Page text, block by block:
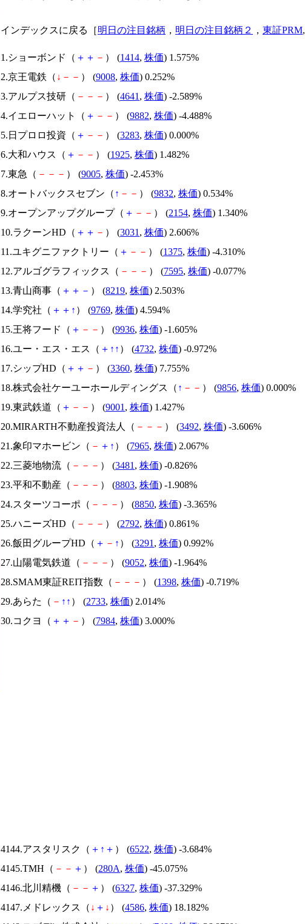
インデックスに戻る［明日の注目銘柄 ， 明日の注目銘柄２ ， 東証PRM,
1.ショーボンド（ ＋ ＋ － ） (1414, 株価) 1.575%
2.京王電鉄（ ↓ － － ） (9008, 株価) 0.252%
3.アルプス技研（ － － － ） (4641 , 株価) -2.589%
4.イエローハット（ ＋ － － ） (9882, 株価) -4.488%
5.日プロロ投資（ ＋ － － ） (3283, 株価) 0.000%
6.大和ハウス（ ＋ － － ） (1925, 株価) 1.482%
7.東急（ － － － ） (9005, 株価) -2.453%
8.オートバックスセブン（ ↑ － － ） (9832, 株価) 0.534%
9.オープンアップグループ（ ＋ － － ） (2154, 株価) 1.340%
10.ラクーンHD（ ＋ ＋ － ） (3031 , 株価) 2.606%
11.ユキグニファクトリー（ ＋ － － ） (1375, 株価) -4.310%
12.アルゴグラフィックス（ － － － ） (7595, 株価) -0.077%
13.青山商事（ ＋ ＋ － ） (8219, 株価) 2.503%
14.学究社（ ＋ ＋ ↑ ） (9769, 株価) 4.594%
15.王将フード（ ＋ － － ） (9936, 株価) -1.605%
16.ユー・エス・エス（ ＋ ↑ ↑ ） (4732, 株価) -0.972%
17.シップHD（ ＋ ＋ － ） (3360, 株価) 7.755%
18.株式会社ケーユーホールディングス（ ↑ － － ） (9856, 株価) 0.000%
19.東武鉄道（ ＋ － － ） (9001 , 株価) 1.427%
20.MIRARTH不動産投資法人（ － － － ） (3492, 株価) -3.606%
21.象印マホービン（ － ＋ ↑ ） (7965, 株価) 2.067%
22.三菱地物流（ － － － ） (3481 , 株価) -0.826%
23.平和不動産（ － － － ） (8803, 株価) -1.908%
24.スターツコーポ（ － － － ） (8850, 株価) -3.365%
25.ハニーズHD（ － － － ） (2792, 株価) 0.861%
26.飯田グループHD（ ＋ － ↑ ） (3291 , 株価) 0.992%
27.山陽電気鉄道（ － － － ） (9052, 株価) -1.964%
28.SMAM東証REIT指数（ － － － ） (1398, 株価) -0.719%
29.あらた（ － ↑ ↑ ） (2733, 株価) 2.014%
30.コクヨ（ ＋ ＋ － ） (7984, 株価) 3.000%
4144.アスタリスク（ ＋ ↑ ＋ ） (6522, 株価) -3.684%
4145.TMH（ － － ＋ ） (280A, 株価) -45.075%
4146.北川精機（ － － ＋ ） (6327, 株価) -37.329%
4147.メドレックス（ ↓ ＋ ↓ ） (4586, 株価) 18.182%